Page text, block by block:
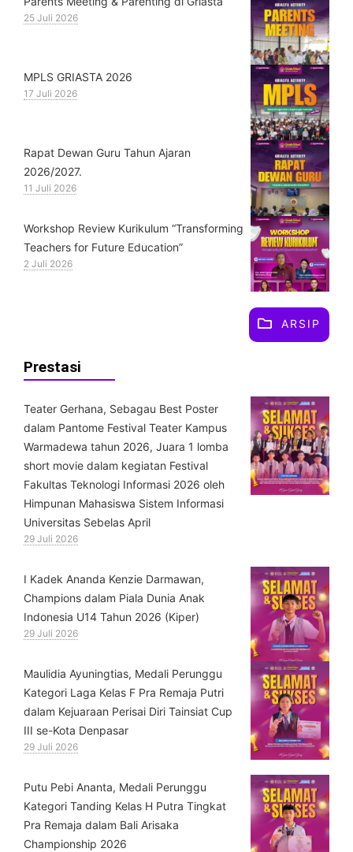
25 Juli 2026
MPLS GRIASTA 2026
17 Juli 2026
Rapat Dewan Guru Tahun Ajaran
2026/2027.
11 Juli 2026
Workshop Review Kurikulum “Transforming
Teachers for Future Education”
2 Juli 2026
ARSIP
Prestasi
Teater Gerhana, Sebagau Best Poster
dalam Pantome Festival Teater Kampus
Warmadewa tahun 2026, Juara 1 lomba
short movie dalam kegiatan Festival
Fakultas Teknologi Informasi 2026 oleh
Himpunan Mahasiswa Sistem Informasi
Universitas Sebelas April
29 Juli 2026
⁠I Kadek Ananda Kenzie Darmawan,
Champions dalam Piala Dunia Anak
Indonesia U14 Tahun 2026 (Kiper)
29 Juli 2026
⁠Maulidia Ayuningtias, Medali Perunggu
Kategori Laga Kelas F Pra Remaja Putri
dalam Kejuaraan Perisai Diri Tainsiat Cup
III se-Kota Denpasar
29 Juli 2026
Putu Pebi Ananta, Medali Perunggu
Kategori Tanding Kelas H Putra Tingkat
Pra Remaja dalam Bali Arisaka
Championship 2026